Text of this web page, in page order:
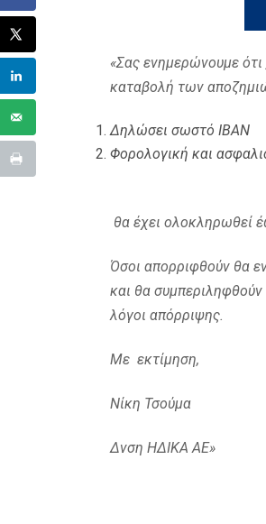
«Σας ενημερώνουμε
καταβολή των
Δηλώσει σωστό IBAN
Φορολογική και
θα έχει ολοκληρωθεί
Όσοι απορριφθούν θα
και θα
λόγοι απόρριψης.
Με εκτίμηση,
Νίκη Τσούμα
Δνση ΗΔΙΚΑ ΑΕ»